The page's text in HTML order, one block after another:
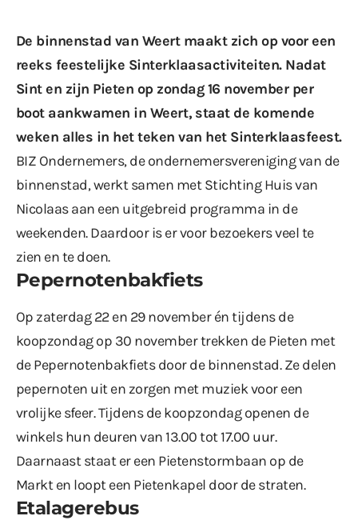
De binnenstad van Weert maakt zich op voor een
reeks feestelijke Sinterklaasactiviteiten. Nadat
Sint en zijn Pieten op zondag 16 november per
boot aankwamen in Weert, staat de komende
weken alles in het teken van het Sinterklaasfeest.
BIZ Ondernemers, de ondernemersvereniging van de
binnenstad, werkt samen met Stichting Huis van
Nicolaas aan een uitgebreid programma in de
weekenden. Daardoor is er voor bezoekers veel te
zien en te doen.
Pepernotenbakfiets
Op zaterdag 22 en 29 november én tijdens de
koopzondag op 30 november trekken de Pieten met
de Pepernotenbakfiets door de binnenstad. Ze delen
pepernoten uit en zorgen met muziek voor een
vrolijke sfeer. Tijdens de koopzondag openen de
winkels hun deuren van 13.00 tot 17.00 uur.
Daarnaast staat er een Pietenstormbaan op de
Markt en loopt een Pietenkapel door de straten.
Etalagerebus